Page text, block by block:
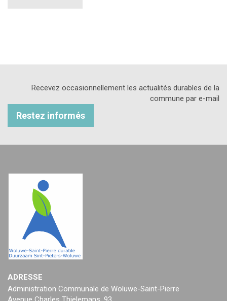
Recevez occasionnellement les actualités durables de la
commune par e-mail
Restez informés
ADRESSE
Administration Communale de Woluwe-Saint-Pierre